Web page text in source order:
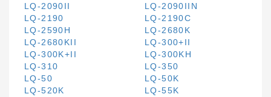
LQ-2090II
LQ-2090IIN
LQ-2190
LQ-2190C
LQ-2590H
LQ-2680K
LQ-2680KII
LQ-300+II
LQ-300K+II
LQ-300KH
LQ-310
LQ-350
LQ-50
LQ-50K
LQ-520K
LQ-55K